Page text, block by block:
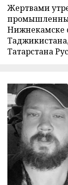
Жертвами
Нижнекамске
Татарстана